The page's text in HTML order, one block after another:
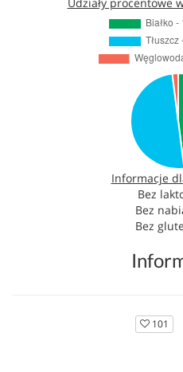
Informacje
Bez
Bez
Bez
101